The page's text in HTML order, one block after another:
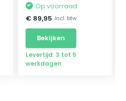
Op voorraad
€ 89,95 Incl. btw
Bekijken
Levertijd: 3 tot 5
werkdagen